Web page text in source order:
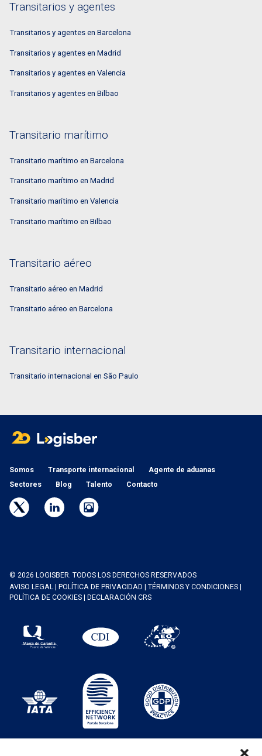
Transitarios y agentes
Transitarios y agentes en Barcelona
Transitarios y agentes en Madrid
Transitarios y agentes en Valencia
Transitarios y agentes en Bilbao
Transitario marítimo
Transitario marítimo en Barcelona
Transitario marítimo en Madrid
Transitario marítimo en Valencia
Transitario marítimo en Bilbao
Transitario aéreo
Transitario aéreo en Madrid
Transitario aéreo en Barcelona
Transitario internacional
Transitario internacional en São Paulo
Somos Transporte internacional
Agente de aduanas
Sectores
Blog Talento Contacto
© 2026 LOGISBER. TODOS LOS DERECHOS RESERVADOS
AVISO LEGAL | POLÍTICA DE PRIVACIDAD | TÉRMINOS Y CONDICIONES |
POLÍTICA DE COOKIES | DECLARACIÓN CRS